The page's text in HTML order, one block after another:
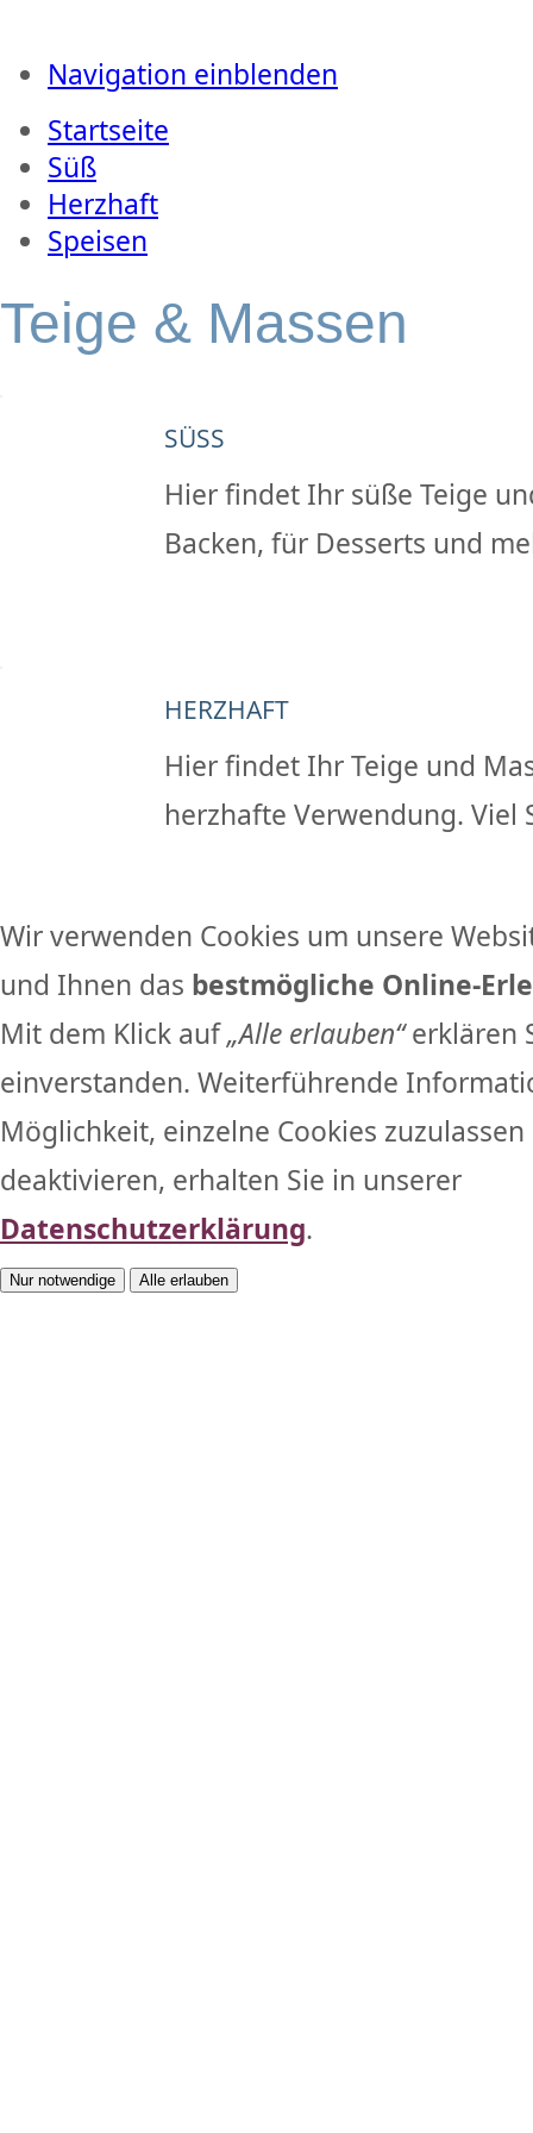
Navigation einblenden
Startseite
Süß
Herzhaft
Speisen
Teige & Massen
SÜSS
Hier findet Ihr süße Teige
Backen, für Desserts und
HERZHAFT
Hier findet Ihr Teige und
herzhafte Verwendung. Viel
Wir verwenden Cookies um unsere
und Ihnen das bestmögliche Online-
Mit dem Klick auf„Alle erlauben“erklären
einverstanden. Weiterführende
Möglichkeit, einzelne Cookies
deaktivieren, erhalten Sie in unserer
Datenschutzerklärung.
Nur notwendige Alle erlauben